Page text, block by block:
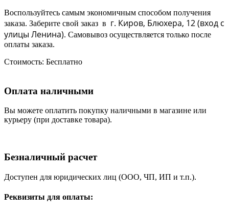
Воспользуйтесь самым экономичным способом получения
заказа. Заберите свой заказ в г. Киров, Блюхера, 12 (вход с
улицы Ленина). Самовывоз осуществляется только после
оплаты заказа.
Стоимость: Бесплатно
Оплата наличными
Вы можете оплатить покупку наличными в магазине или
курьеру (при доставке товара).
Безналичный расчет
Доступен для юридических лиц (ООО, ЧП, ИП и т.п.).
Реквизиты для оплаты: